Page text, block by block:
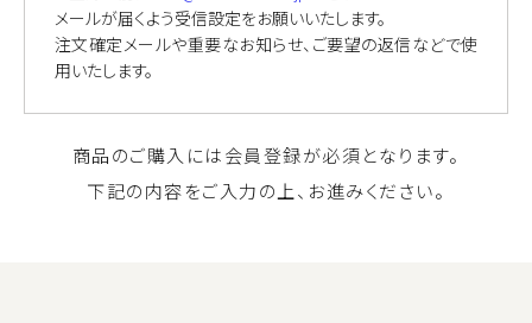
メールが届くよう受信設定をお願いいたします。
注文確定メールや重要なお知らせ、ご要望の返信などで使
用いたします。
商品のご購入には会員登録が必須となります。
下記の内容をご入力の上、お進みください。